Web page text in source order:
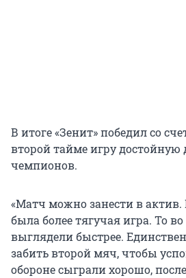
В итоге «Зенит» победил со
второй тайме игру достойную
чемпионов.
«Матч можно занести в
была более тягучая игра. То
выглядели быстрее.
забить второй мяч, чтобы
обороне сыграли хорошо,